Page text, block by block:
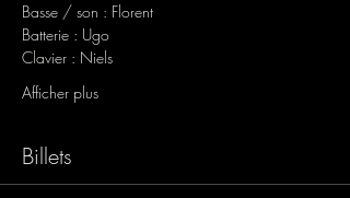
Basse / son : Florent
Batterie : Ugo
Clavier : Niels
Afficher plus
Billets